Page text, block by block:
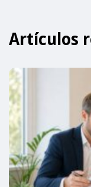
Artículos